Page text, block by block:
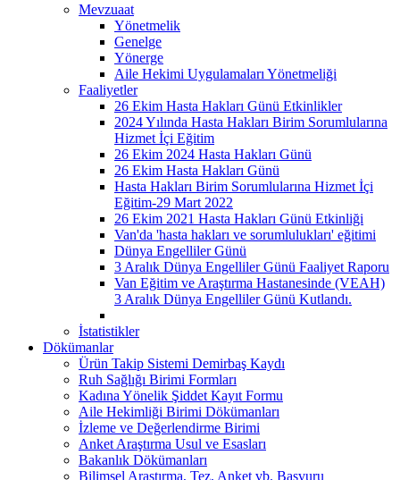
Mevzuaat
Yönetmelik
Genelge
Yönerge
Aile Hekimi Uygulamaları Yönetmeliği
Faaliyetler
26 Ekim Hasta Hakları Günü Etkinlikler
2024 Yılında Hasta Hakları Birim Sorumlularına
Hizmet İçi Eğitim
26 Ekim 2024 Hasta Hakları Günü
26 Ekim Hasta Hakları Günü
Hasta Hakları Birim Sorumlularına Hizmet İçi
Eğitim-29 Mart 2022
26 Ekim 2021 Hasta Hakları Günü Etkinliği
Van'da 'hasta hakları ve sorumlulukları' eğitimi
Dünya Engelliler Günü
3 Aralık Dünya Engelliler Günü Faaliyet Raporu
Van Eğitim ve Araştırma Hastanesinde (VEAH)
3 Aralık Dünya Engelliler Günü Kutlandı.
İstatistikler
Dökümanlar
Ürün Takip Sistemi Demirbaş Kaydı
Ruh Sağlığı Birimi Formları
Kadına Yönelik Şiddet Kayıt Formu
Aile Hekimliği Birimi Dökümanları
İzleme ve Değerlendirme Birimi
Anket Araştırma Usul ve Esasları
Bakanlık Dökümanları
Bilimsel Araştırma, Tez, Anket vb. Başvuru